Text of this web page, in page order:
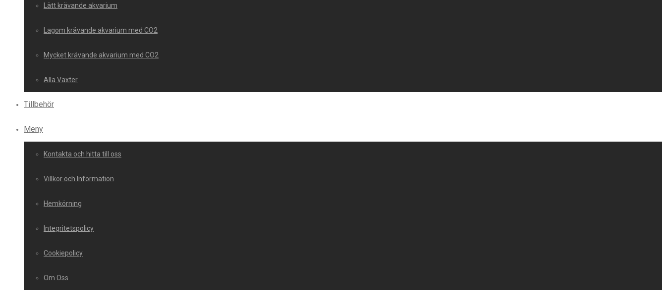
Lätt krävande akvarium
Lagom krävande akvarium med CO2
Mycket krävande akvarium med CO2
Alla Växter
Tillbehör
Meny
Kontakta och hitta till oss
Villkor och Information
Hemkörning
Integritetspolicy
Cookiepolicy
Om Oss